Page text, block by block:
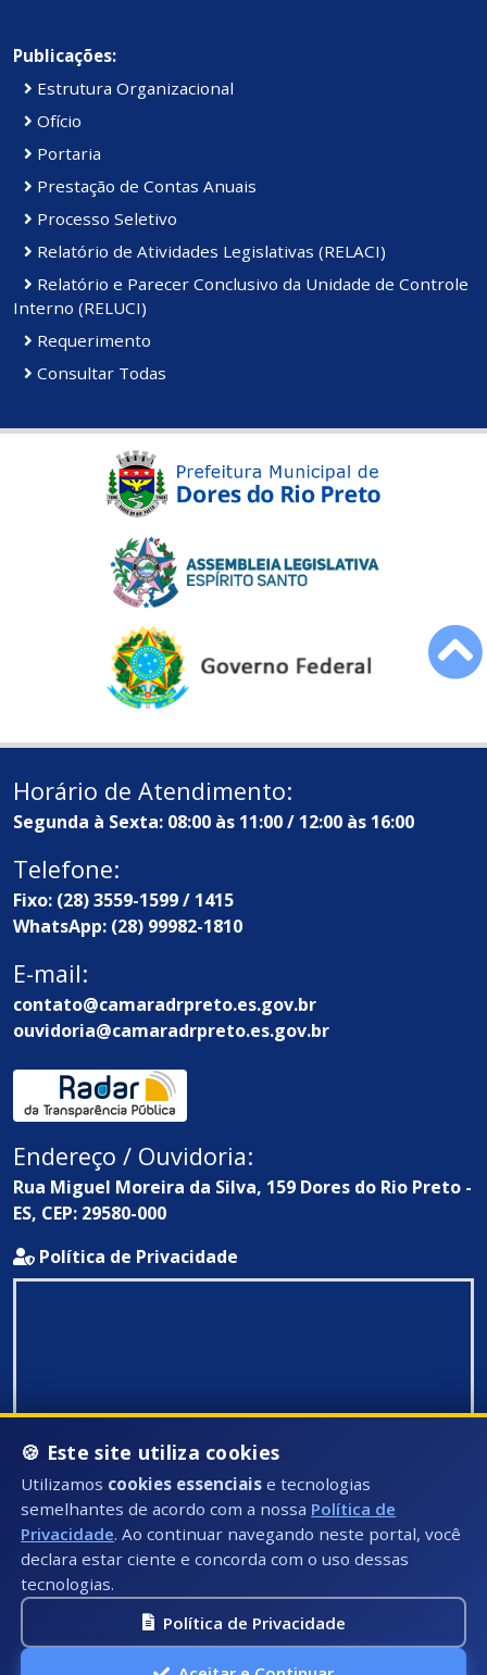
Publicações:
Estrutura Organizacional
Ofício
Portaria
Prestação de Contas Anuais
Processo Seletivo
Relatório de Atividades Legislativas (RELACI)
Relatório e Parecer Conclusivo da Unidade de Controle
Interno (RELUCI)
Requerimento
Consultar Todas
Horário de Atendimento:
Segunda à Sexta: 08:00 às 11:00 / 12:00 às 16:00
Telefone:
Fixo: (28) 3559-1599 / 1415
WhatsApp: (28) 99982-1810
E-mail:
contato@camaradrpreto.es.gov.br
ouvidoria@camaradrpreto.es.gov.br
Endereço / Ouvidoria:
Rua Miguel Moreira da Silva, 159 Dores do Rio Preto -
ES, CEP: 29580-000
Política de Privacidade
Todos Direitos Reservados ©: 2026
🍪 Este site utiliza cookies
Utilizamos cookies essenciais e tecnologias
semelhantes de acordo com a nossa Política de
Privacidade. Ao continuar navegando neste portal, você
declara estar ciente e concorda com o uso dessas
tecnologias.
Política de Privacidade